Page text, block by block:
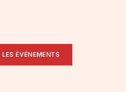
ÉVÉNEMENTS